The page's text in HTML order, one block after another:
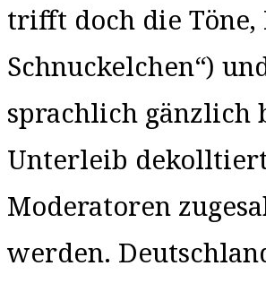
trifft doch die Töne,
Schnuckelchen“)
sprachlich gänzlich
Unterleib
Moderatoren
werden.